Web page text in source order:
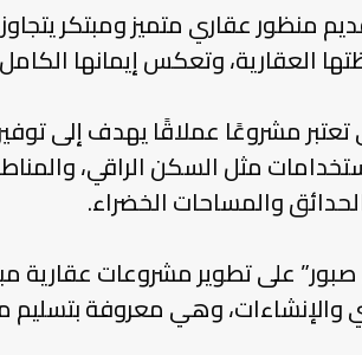
منظور عقاري متميز ومبتكر يتجاوز
العقارية، وتعكس إيمانها
مشروعًا عملاقًا يهدف إلى
مثل السكن الراقي،
والمساحات الخضراء.
على تطوير مشروعات عقارية
والإنشاءات، وهي معروفة